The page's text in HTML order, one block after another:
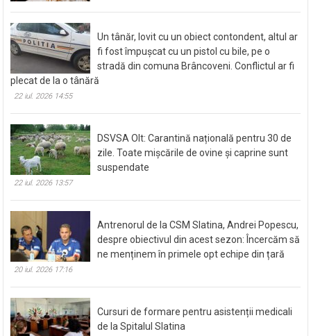
Un tânăr, lovit cu un obiect contondent, altul ar
fi fost împușcat cu un pistol cu bile, pe o
stradă din comuna Brâncoveni. Conflictul ar fi
plecat de la o tânără
22 iul. 2026 14:55
DSVSA Olt: Carantină națională pentru 30 de
zile. Toate mișcările de ovine și caprine sunt
suspendate
22 iul. 2026 13:57
Antrenorul de la CSM Slatina, Andrei Popescu,
despre obiectivul din acest sezon: Încercăm să
ne menținem în primele opt echipe din țară
20 iul. 2026 17:16
Cursuri de formare pentru asistenții medicali
de la Spitalul Slatina